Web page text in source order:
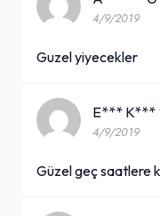
4/9/2019
Guzel yiyecekler
E*** K***
4/9/2019
Güzel geç saatlere